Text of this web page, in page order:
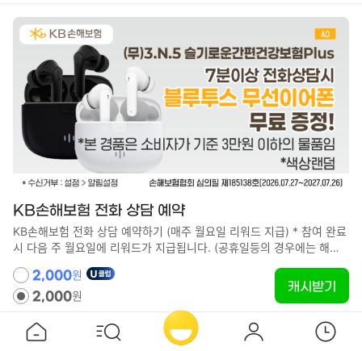
홈
검
스
마
마
이
최
근
습니다.) 위에 해당하지 않고 획득 조건 달성 후 보상을 받지 못한 경우
본 사이트의 문의 양식을 통해 연락해 주십시오. ※ 광고주에게 직접 문
의하는 것은 엄격히 금지합니다. 문의할 경우 어떠한 이유로든 보상 획
득 대상에서 제외됩니다. 보상 미획득 관련 조사를 위해서는 다음 정보
가 필요하므로 준비해 주십시오. 획득 조건을 달성한 날짜와 시간을 알
려주십시오. 미션 도달을 확인할 수 있는 플레이어 프로필 화면(캡처①)
과 Android인 경우 광고 ID(ADID)(텍스트②)를 보내주십시오. 【And
roid】 ・캡처①：［앱 실행］⇒ 화면 왼쪽 상단에 있는 아바타를 탭
⇒ 서포트 ID가 표시된 상태로 [플레이어 프로필 화면]을 캡처 ・텍스트
②：Android 설정→프라이버시→광고→화면 하단에 기재된 광고 ID
(ADID)를 복사 ※기기 및 OS 버전에 따라 표시 방법이 다를 수 있습니
다. 【iOS】 ・캡처①：화면 왼쪽 상단에 있는 아바타를 탭 → 서포트
ID가 표시된 상태로 [플레이어 프로필 화면]을 캡처
KB손해보험 전화 상담 예약
KB손해보험 전화 상담 예약하기 (매주 월요일 리워드 지급) * 참여 완료
시 다음 주 월요일에 리워드가 지급됩니다. (공휴일등의 경우에는 해당
이벤트 페이지로 이동 2. 이
2,000원
2,000원
캐시받기